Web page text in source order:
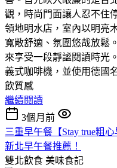
觀，時尚門面讓人忍不住
領地明水店，室內以明亮
寬敞舒適、氛圍悠哉放鬆
來享受一段靜謐閱讀時光
義式咖啡機，並使用德國
飲質感
繼續閱讀
3個月前
三重早午餐【Stay true粗
新北早午餐推薦！
雙北飲食 美味食記